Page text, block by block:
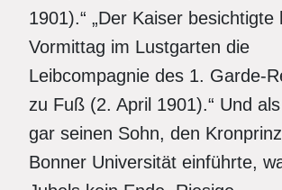
1901).“ „Der Kaiser besichtigte
Vormittag im Lustgarten die
Leibcompagnie des 1. Garde-
zu Fuß (2. April 1901).“ Und
gar seinen Sohn, den
Bonner Universität einführte,